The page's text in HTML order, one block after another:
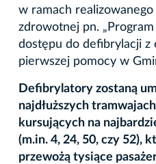
w ramach
zdrowotnej pn.
dostępu do defibrylacji z
pierwszej pomocy w
Defibrylatory zostaną
najdłuższych
kursujących na
(m.in. 4, 24, 50, czy 52),
przewożą tysiące